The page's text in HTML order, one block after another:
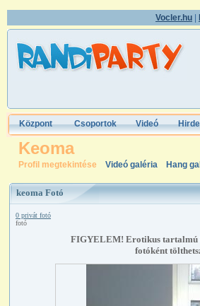
Vocler.hu
Központ Csoportok Videó
Keoma
Profil megtekintése Videó galéria Hang
keoma Fotó
0 privát fotó
fotó
FIGYELEM! Erotikus tartalmú
fotóként